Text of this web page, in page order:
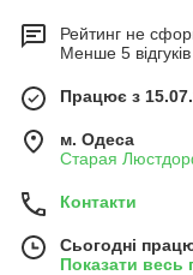
Рейтинг не
Менше 5 відгуків
Працює з
м. Одеса
Старая
Контакти
Сьогодні
Показати весь